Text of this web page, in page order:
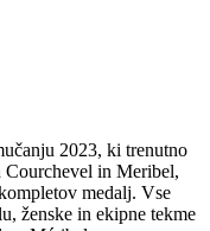
2023, ki trenutno
in Meribel,
medalj. Vse
ženske in ekipne tekme